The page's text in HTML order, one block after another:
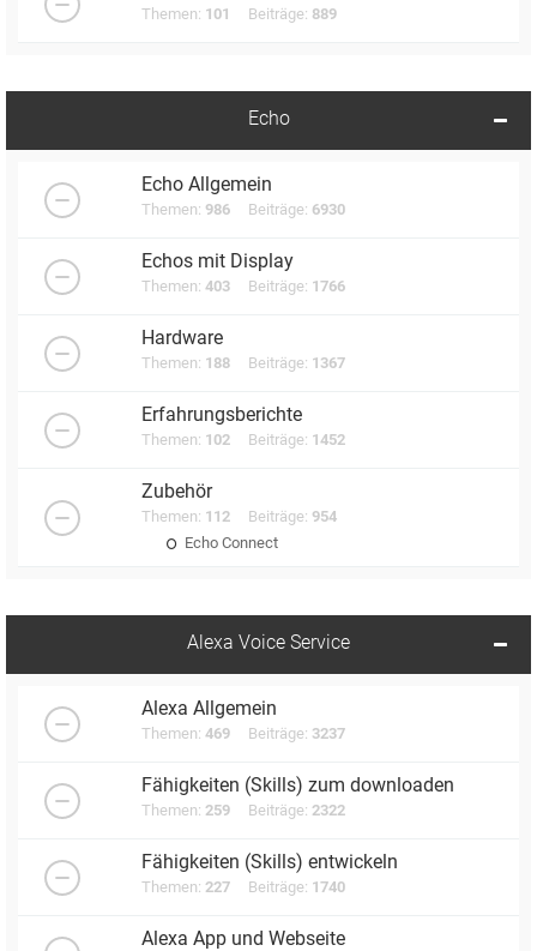
Themen: 101 Beiträge: 889
Echo
Echo Allgemein
Themen: 986 Beiträge: 6930
Echos mit Display
Themen: 403 Beiträge: 1766
Hardware
Themen: 188 Beiträge: 1367
Erfahrungsberichte
Themen: 102 Beiträge: 1452
Zubehör
Themen: 112 Beiträge: 954
Echo Connect
Alexa Voice Service
Alexa Allgemein
Themen: 469 Beiträge: 3237
Fähigkeiten (Skills) zum downloaden
Themen: 259 Beiträge: 2322
Fähigkeiten (Skills) entwickeln
Themen: 227 Beiträge: 1740
Alexa App und Webseite